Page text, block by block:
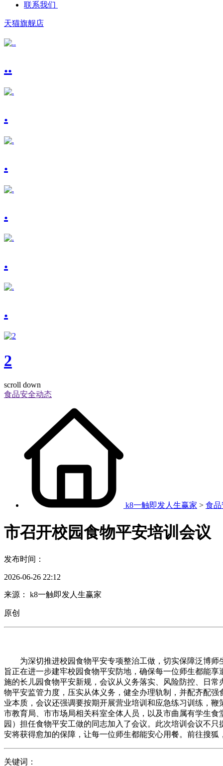
联系我们
天猫旗舰店
..
.
.
.
.
.
2
scroll down
食品安全动态
k8一触即发人生赢家 > 食
市召开校园食物平安培训会议
发布时间：
2026-06-26 22:12
来源： k8一触即发人生赢家
原创
为深切推进校园食物平安专项整治工做，切实保障泛博师
旨正在进一步建牢校园食物平安防地，确保每一位师生都能
施的长儿园食物平安新规，会议从义务落实、风险防控、日
物平安监管力度，压实从体义务，健全办理轨制，并配齐配
业本质，会议还强调要按期开展营业培训和应急练习训练，
市教育局、市市场局相关科室全体人员，以及市曲属有学生
园）担任食物平安工做的同志加入了会议。此次培训会议不
安将获得愈加的保障，让每一位师生都能安心用餐。前往搜狐
关键词：